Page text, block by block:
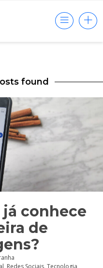
found
conhece
de